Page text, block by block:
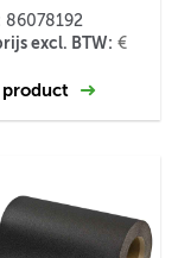
86078192
excl. BTW: €
product